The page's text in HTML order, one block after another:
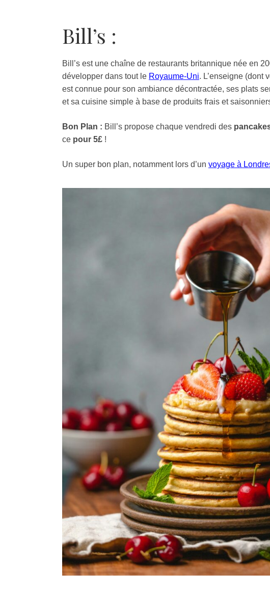
Bill’s :
Bill’s est une chaîne de restaurants britannique née en
développer dans tout le Royaume-Uni. L’enseigne (dont
est connue pour son ambiance décontractée, ses plats
et sa cuisine simple à base de produits frais et
Bon Plan : Bill’s propose chaque vendredi des
ce pour 5£ !
Un super bon plan, notamment lors d’un voyage à